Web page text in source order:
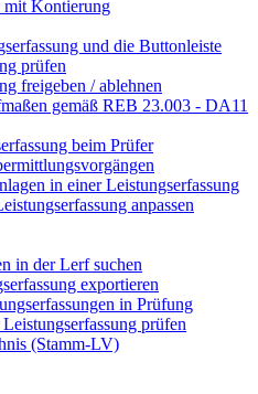
Kontierung
und die Buttonleiste
prüfen
freigeben / ablehnen
gemäß REB 23.003 - DA11
beim Prüfer
in einer Leistungserfassung
anpassen
in der Lerf suchen
exportieren
in Prüfung
prüfen
(Stamm-LV)